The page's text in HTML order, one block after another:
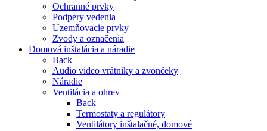
Ochranné prvky
Podpery vedenia
Uzemňovacie prvky
Zvody a označenia
Domová inštalácia a náradie
Back
Audio video vrátniky a zvončeky
Náradie
Ventilácia a ohrev
Back
Termostaty a regulátory
Ventilátory inštalačné, domové